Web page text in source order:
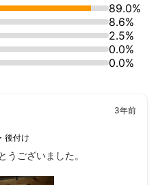
89.0%
8.6%
2.5%
0.0%
0.0%
後付け
3年前
うございました。